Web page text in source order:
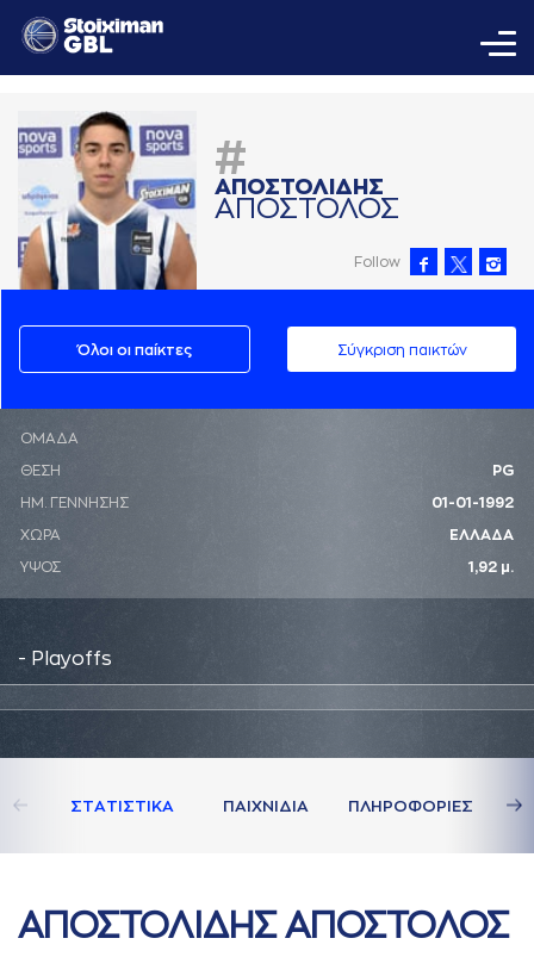
#
AΠΟΣΤΟΛΙΔΗΣ
AΠΟΣΤΟΛΟΣ
Follow
Όλοι οι παίκτες Σύγκριση παικτών
ΟΜΑΔΑ
ΘΕΣΗ PG
ΗΜ. ΓΕΝΝΗΣΗΣ 01-01-1992
ΧΩΡΑ ΕΛΛΑΔΑ
ΥΨΟΣ 1,92 μ.
- Playoffs
ΣΤAΤΙΣΤΙΚA ΠAΙΧΝΙΔΙA ΠΛΗΡΟΦΟΡΙΕΣ
AΠΟΣΤΟΛΙΔΗΣ AΠΟΣΤΟΛΟΣ